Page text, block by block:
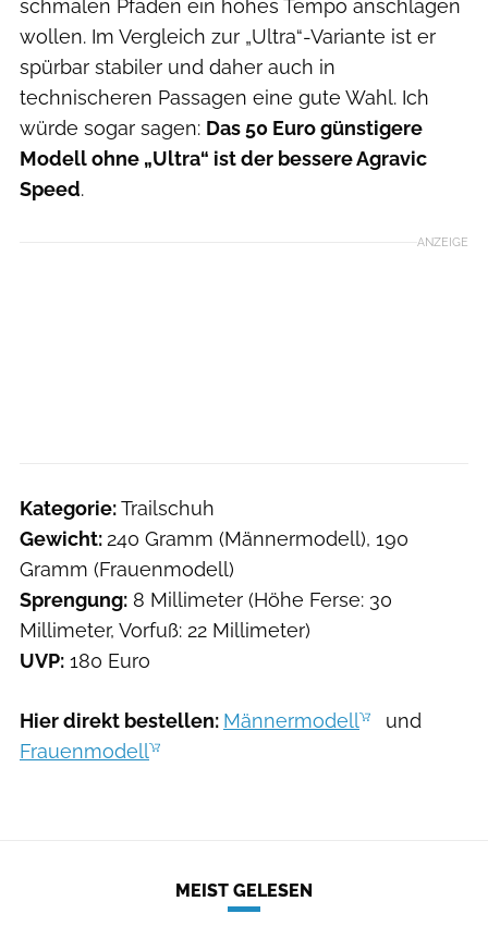
schmalen Pfaden ein hohes Tempo anschlagen
wollen. Im Vergleich zur „Ultra“-Variante ist er
spürbar stabiler und daher auch in
technischeren Passagen eine gute Wahl. Ich
würde sogar sagen: Das 50 Euro günstigere
Modell ohne „Ultra“ ist der bessere Agravic
Speed.
ANZEIGE
Kategorie:Trailschuh
Gewicht: 240 Gramm (Männermodell), 190
Gramm (Frauenmodell)
Sprengung: 8 Millimeter (Höhe Ferse: 30
Millimeter, Vorfuß: 22 Millimeter)
UVP: 180 Euro
Hier direkt bestellen: Männermodell
und
Frauenmodell
MEIST GELESEN